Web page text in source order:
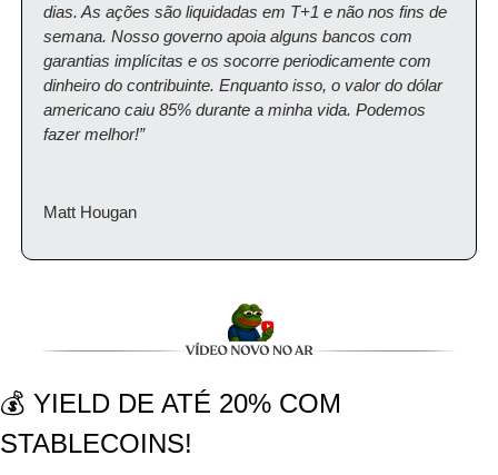
dias. As ações são liquidadas em T+1 e não nos fins de
semana. Nosso governo apoia alguns bancos com
garantias implícitas e os socorre periodicamente com
dinheiro do contribuinte. Enquanto isso, o valor do dólar
americano caiu 85% durante a minha vida. Podemos
fazer melhor!”
Matt Hougan
💰 YIELD DE ATÉ 20% COM
STABLECOINS!